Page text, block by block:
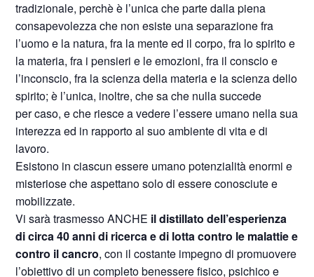
tradizionale, perchè è l’unica che parte dalla piena
consapevolezza che non esiste una separazione fra
l’uomo e la natura, fra la mente ed il corpo, fra lo spirito e
la materia, fra i pensieri e le emozioni, fra il conscio e
l’inconscio, fra la scienza della materia e la scienza dello
spirito; è l’unica, inoltre, che sa che nulla succede
per caso, e che riesce a vedere l’essere umano nella sua
interezza ed in rapporto al suo ambiente di vita e di
lavoro.
Esistono in ciascun essere umano potenzialità enormi e
misteriose che aspettano solo di essere conosciute e
mobilizzate.
Vi sarà trasmesso ANCHE il distillato dell’esperienza
di circa 40 anni di ricerca e di lotta contro le malattie e
contro il cancro, con il costante impegno di promuovere
l’obiettivo di un completo benessere fisico, psichico e